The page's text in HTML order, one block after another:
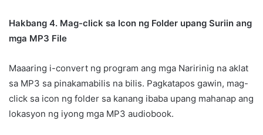
Hakbang 4. Mag-click sa Icon ng Folder upang Suriin ang
mga MP3 File
Maaaring i-convert ng program ang mga Naririnig na aklat
sa MP3 sa pinakamabilis na bilis. Pagkatapos gawin, mag-
click sa icon ng folder sa kanang ibaba upang mahanap ang
lokasyon ng iyong mga MP3 audiobook.